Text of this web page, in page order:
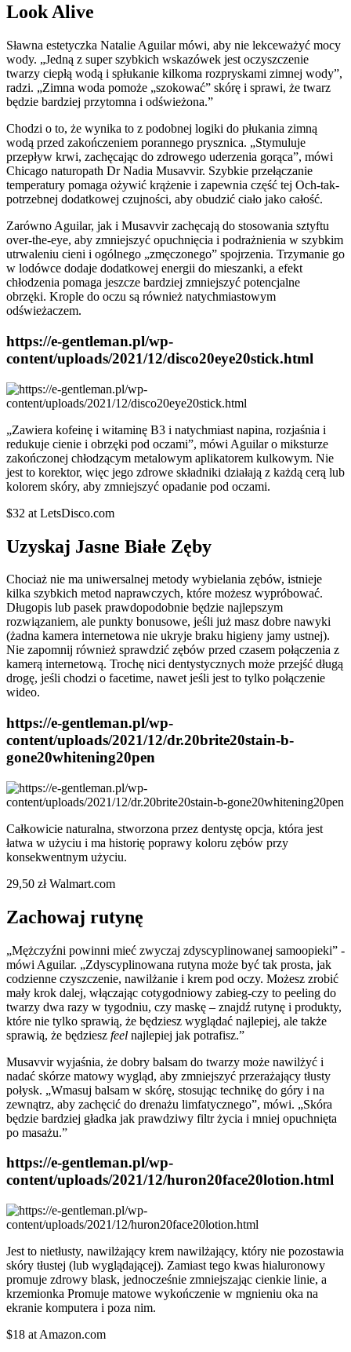
Look Alive
Sławna estetyczka Natalie Aguilar mówi, aby nie lekceważyć mocy
wody. „Jedną z super szybkich wskazówek jest oczyszczenie
twarzy ciepłą wodą i spłukanie kilkoma rozpryskami zimnej wody”,
radzi. „Zimna woda pomoże „szokować” skórę i sprawi, że twarz
będzie bardziej przytomna i odświeżona.”
Chodzi o to, że wynika to z podobnej logiki do płukania zimną
wodą przed zakończeniem porannego prysznica. „Stymuluje
przepływ krwi, zachęcając do zdrowego uderzenia gorąca”, mówi
Chicago naturopath Dr Nadia Musavvir. Szybkie przełączanie
temperatury pomaga ożywić krążenie i zapewnia część tej Och-tak-
potrzebnej dodatkowej czujności, aby obudzić ciało jako całość.
Zarówno Aguilar, jak i Musavvir zachęcają do stosowania sztyftu
over-the-eye, aby zmniejszyć opuchnięcia i podrażnienia w szybkim
utrwaleniu cieni i ogólnego „zmęczonego” spojrzenia. Trzymanie go
w lodówce dodaje dodatkowej energii do mieszanki, a efekt
chłodzenia pomaga jeszcze bardziej zmniejszyć potencjalne
obrzęki. Krople do oczu są również natychmiastowym
odświeżaczem.
https://e-gentleman.pl/wp-
content/uploads/2021/12/disco20eye20stick.html
„Zawiera kofeinę i witaminę B3 i natychmiast napina, rozjaśnia i
redukuje cienie i obrzęki pod oczami”, mówi Aguilar o miksturze
zakończonej chłodzącym metalowym aplikatorem kulkowym. Nie
jest to korektor, więc jego zdrowe składniki działają z każdą cerą lub
kolorem skóry, aby zmniejszyć opadanie pod oczami.
$32 at LetsDisco.com
Uzyskaj Jasne Białe Zęby
Chociaż nie ma uniwersalnej metody wybielania zębów, istnieje
kilka szybkich metod naprawczych, które możesz wypróbować.
Długopis lub pasek prawdopodobnie będzie najlepszym
rozwiązaniem, ale punkty bonusowe, jeśli już masz dobre nawyki
(żadna kamera internetowa nie ukryje braku higieny jamy ustnej).
Nie zapomnij również sprawdzić zębów przed czasem połączenia z
kamerą internetową. Trochę nici dentystycznych może przejść długą
drogę, jeśli chodzi o facetime, nawet jeśli jest to tylko połączenie
wideo.
https://e-gentleman.pl/wp-
content/uploads/2021/12/dr.20brite20stain-b-
gone20whitening20pen
Całkowicie naturalna, stworzona przez dentystę opcja, która jest
łatwa w użyciu i ma historię poprawy koloru zębów przy
konsekwentnym użyciu.
29,50 zł Walmart.com
Zachowaj rutynę
„Mężczyźni powinni mieć zwyczaj zdyscyplinowanej samoopieki” -
mówi Aguilar. „Zdyscyplinowana rutyna może być tak prosta, jak
codzienne czyszczenie, nawilżanie i krem pod oczy. Możesz zrobić
mały krok dalej, włączając cotygodniowy zabieg-czy to peeling do
twarzy dwa razy w tygodniu, czy maskę – znajdź rutynę i produkty,
które nie tylko sprawią, że będziesz wyglądać najlepiej, ale także
sprawią, że będziesz feel najlepiej jak potrafisz.”
Musavvir wyjaśnia, że dobry balsam do twarzy może nawilżyć i
nadać skórze matowy wygląd, aby zmniejszyć przerażający tłusty
połysk. „Wmasuj balsam w skórę, stosując technikę do góry i na
zewnątrz, aby zachęcić do drenażu limfatycznego”, mówi. „Skóra
będzie bardziej gładka jak prawdziwy filtr życia i mniej opuchnięta
po masażu.”
https://e-gentleman.pl/wp-
content/uploads/2021/12/huron20face20lotion.html
Jest to nietłusty, nawilżający krem nawilżający, który nie pozostawia
skóry tłustej (lub wyglądającej). Zamiast tego kwas hialuronowy
promuje zdrowy blask, jednocześnie zmniejszając cienkie linie, a
krzemionka Promuje matowe wykończenie w mgnieniu oka na
ekranie komputera i poza nim.
$18 at Amazon.com